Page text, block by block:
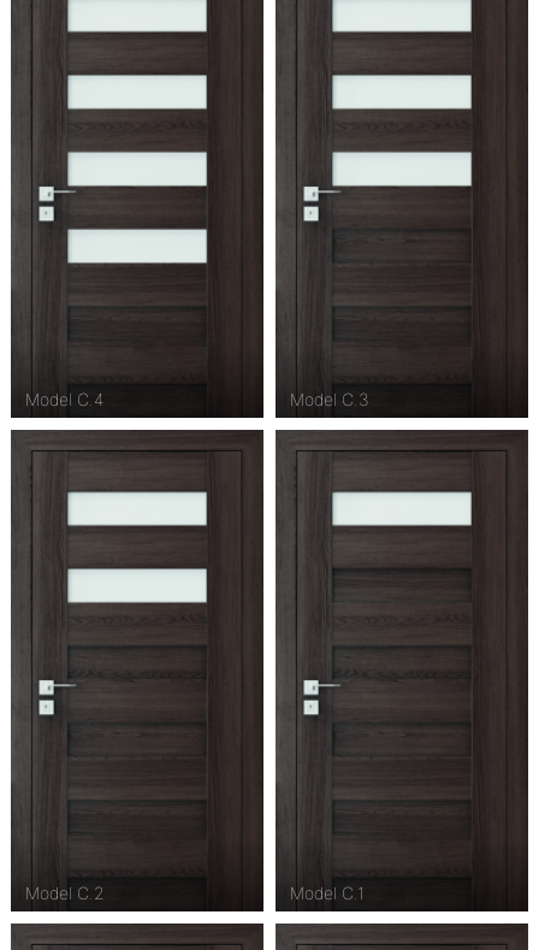
Model C.4 Model C.3
Model C.2 Model C.1